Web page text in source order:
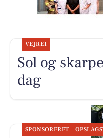
VEJRET
Sol og
dag
SPONSORERET